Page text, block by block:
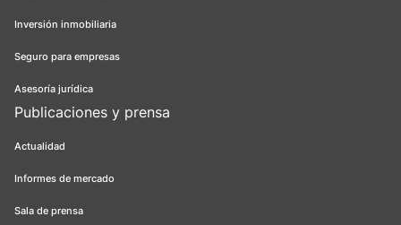
Inversión inmobiliaria
Seguro para empresas
Asesoría jurídica
Publicaciones y prensa
Actualidad
Informes de mercado
Sala de prensa